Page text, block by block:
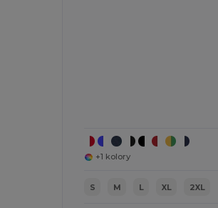
+1 kolory
S M L XL 2XL